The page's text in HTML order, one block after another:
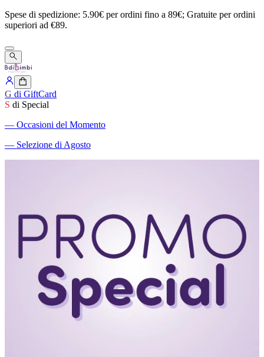
Spese di spedizione: 5.90€ perordini fino a 89€; Gratuite perordini
superiori ad €89.
G di GiftCard
S di Special
― Occasioni del Momento
― Selezione di Agosto